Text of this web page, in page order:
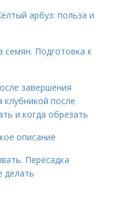
арбуз: польза и
Подготовка к
завершения
после
и когда обрезать
описание
Пересадка
делать